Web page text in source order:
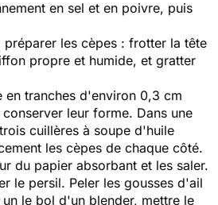
en sel et en poivre, puis
préparer les cèpes : frotter la tête
propre et humide, et gratter
en tranches d'environ 0,3 cm
leur forme. Dans une
cuillères à soupe d'huile
les cèpes de chaque côté.
du papier absorbant et les saler.
le persil. Peler les gousses d'ail
le bol d'un blender, mettre le